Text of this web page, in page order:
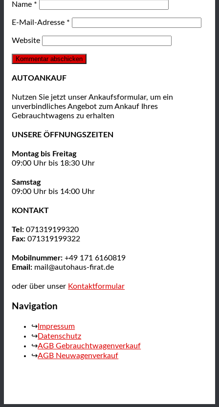
Name *
E-Mail-Adresse *
Website
AUTOANKAUF
Nutzen Sie jetzt unser Ankaufsformular, um ein
unverbindliches Angebot zum Ankauf Ihres
Gebrauchtwagens zu erhalten
UNSERE ÖFFNUNGSZEITEN
Montag bis Freitag
09:00 Uhr bis 18:30 Uhr
Samstag
09:00 Uhr bis 14:00 Uhr
KONTAKT
Tel: 071319199320
Fax: 071319199322
Mobilnummer: +49 171 6160819
Email: mail@autohaus-firat.de
oder über unser Kontaktformular
Navigation
Impressum
Datenschutz
AGB Gebrauchtwagenverkauf
AGB Neuwagenverkauf